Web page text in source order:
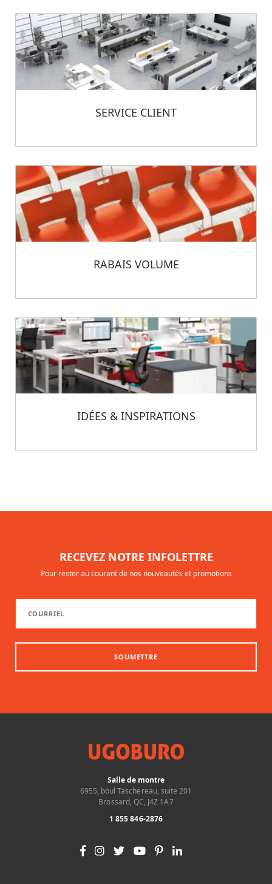
SERVICE CLIENT
RABAIS VOLUME
IDÉES & INSPIRATIONS
RECEVEZ NOTRE INFOLETTRE
Pour rester au courant de nos nouveautés et promotions
SOUMETTRE
Salle de montre
6955, boul Taschereau, suite 201
Brossard, QC, J4Z 1A7
1 855 846-2876